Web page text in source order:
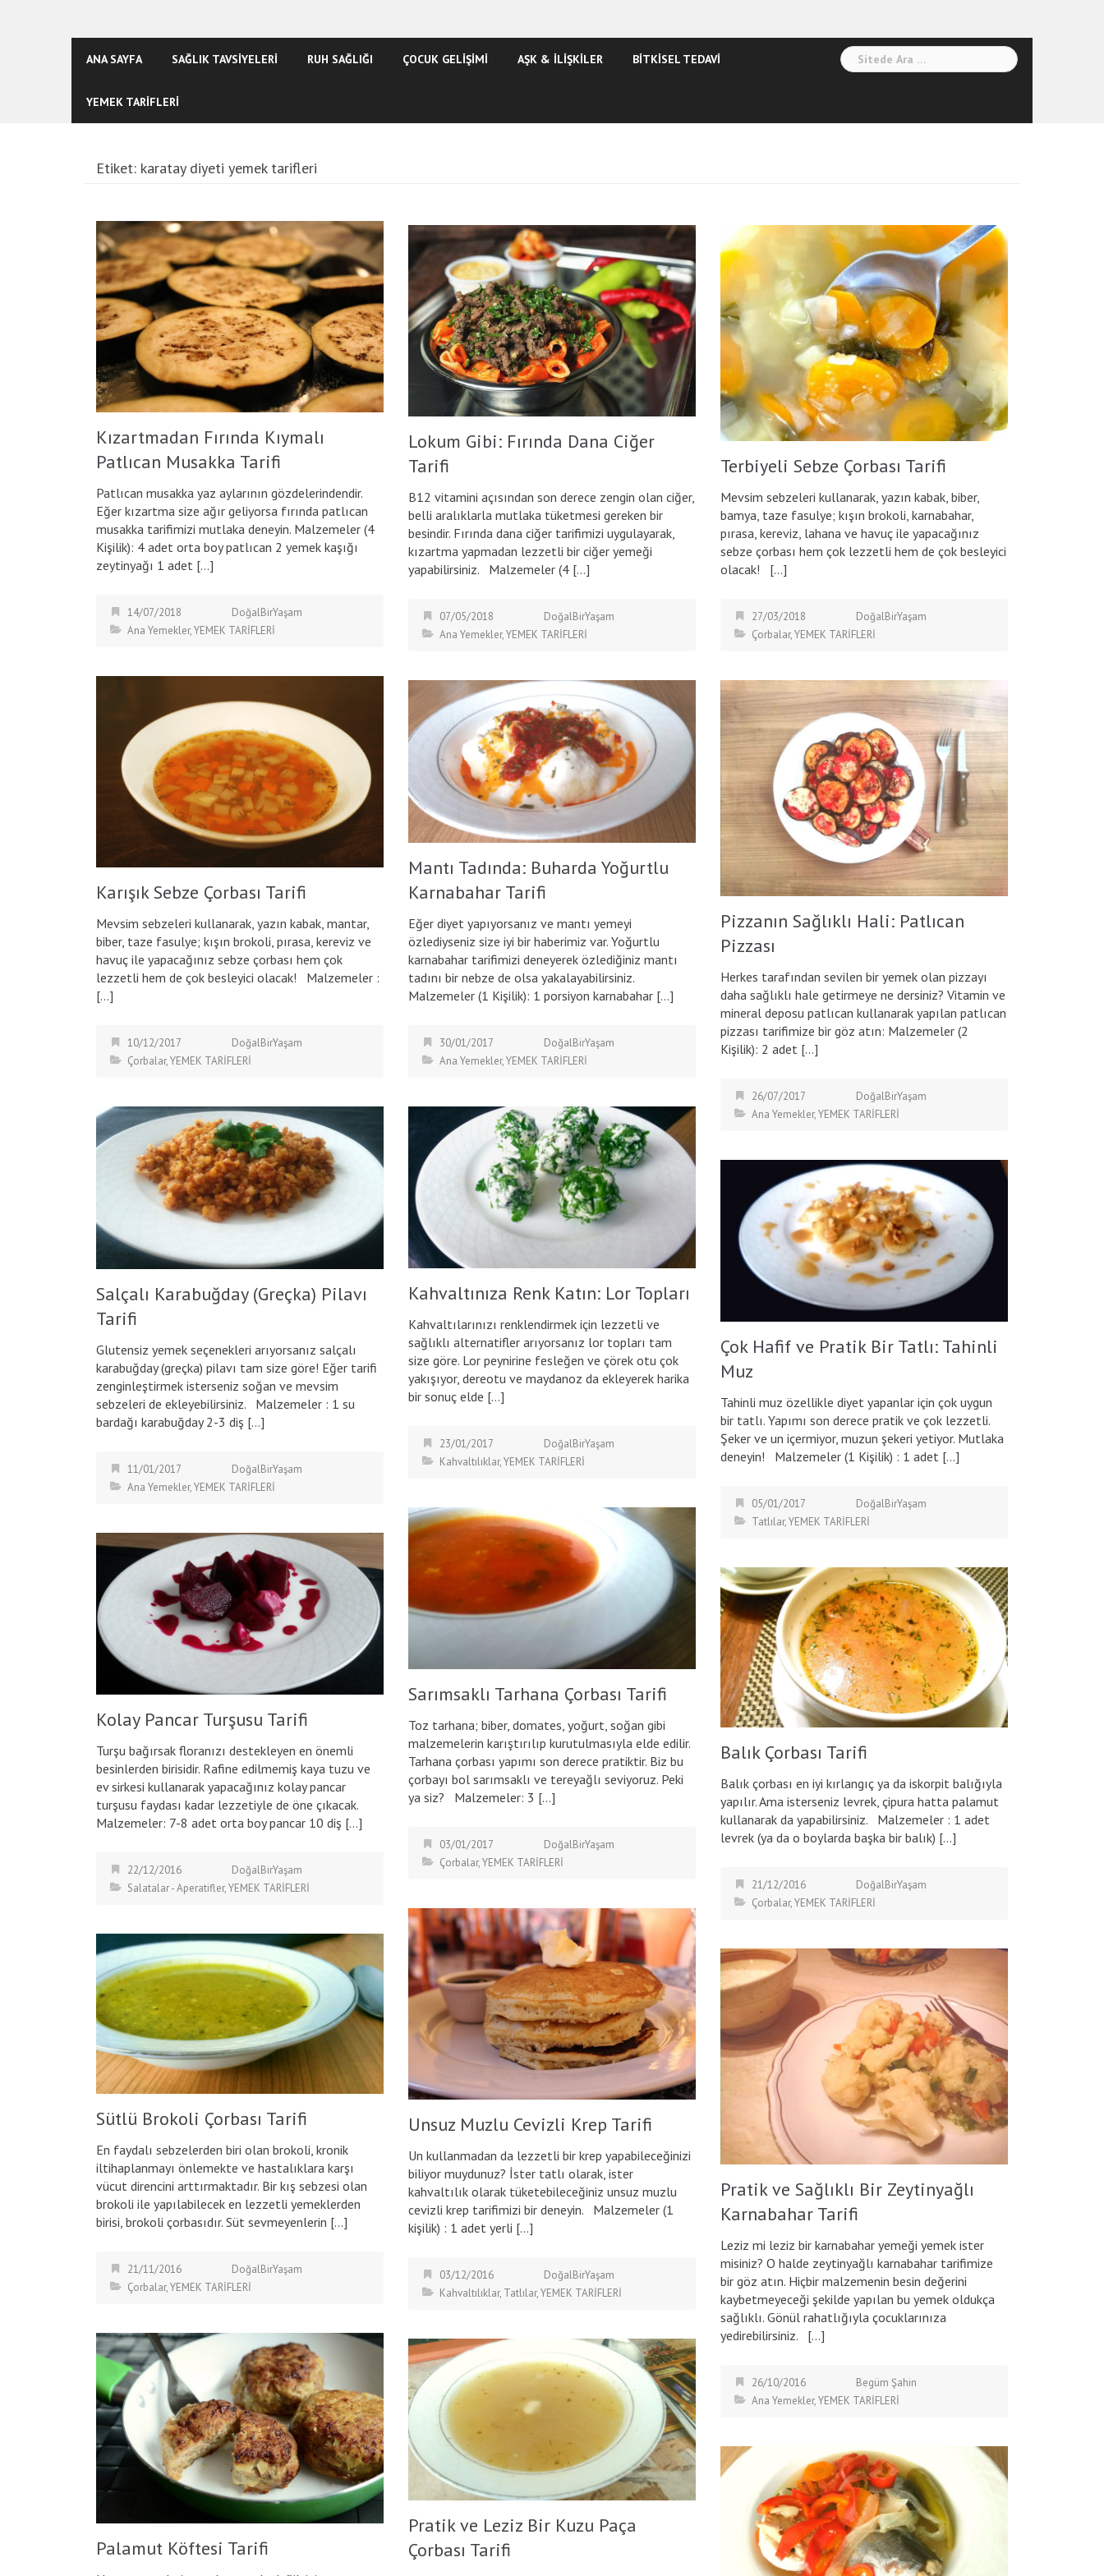
ANA SAYFA SAĞLIK TAVSİYELERİ RUH SAĞLIĞI ÇOCUK GELİŞİMİ AŞK & İLİŞKİLER BİTKİSEL TEDAVİ
YEMEK TARİFLERİ
Arama:
Etiket: karatay diyeti yemek tarifleri
Kızartmadan Fırında Kıymalı
Patlıcan Musakka Tarifi
Patlıcan musakka yaz aylarının gözdelerindendir.
Eğer kızartma size ağır geliyorsa fırında patlıcan
musakka tarifimizi mutlaka deneyin. Malzemeler (4
Kişilik): 4 adet orta boy patlıcan 2 yemek kaşığı
zeytinyağı 1 adet […]
14/07/2018
DoğalBirYaşam
Ana Yemekler,YEMEK TARİFLERİ
Lokum Gibi: Fırında Dana Ciğer
Tarifi
B12 vitamini açısından son derece zengin olan ciğer,
belli aralıklarla mutlaka tüketmesi gereken bir
besindir. Fırında dana ciğer tarifimizi uygulayarak,
kızartma yapmadan lezzetli bir ciğer yemeği
yapabilirsiniz. Malzemeler (4 […]
07/05/2018
DoğalBirYaşam
Ana Yemekler,YEMEK TARİFLERİ
Terbiyeli Sebze Çorbası Tarifi
Mevsim sebzeleri kullanarak, yazın kabak, biber,
bamya, taze fasulye; kışın brokoli, karnabahar,
pırasa, kereviz, lahana ve havuç ile yapacağınız
sebze çorbası hem çok lezzetli hem de çok besleyici
olacak! […]
27/03/2018
DoğalBirYaşam
Çorbalar,YEMEK TARİFLERİ
Karışık Sebze Çorbası Tarifi
Mevsim sebzeleri kullanarak, yazın kabak, mantar,
biber, taze fasulye; kışın brokoli, pırasa, kereviz ve
havuç ile yapacağınız sebze çorbası hem çok
lezzetli hem de çok besleyici olacak! Malzemeler :
[…]
10/12/2017
DoğalBirYaşam
Çorbalar,YEMEK TARİFLERİ
Pizzanın Sağlıklı Hali: Patlıcan
Pizzası
Herkes tarafından sevilen bir yemek olan pizzayı
daha sağlıklı hale getirmeye ne dersiniz? Vitamin ve
mineral deposu patlıcan kullanarak yapılan patlıcan
pizzası tarifimize bir göz atın: Malzemeler (2
Kişilik): 2 adet […]
26/07/2017
DoğalBirYaşam
Ana Yemekler,YEMEK TARİFLERİ
Mantı Tadında: Buharda Yoğurtlu
Karnabahar Tarifi
Eğer diyet yapıyorsanız ve mantı yemeyi
özlediyseniz size iyi bir haberimiz var. Yoğurtlu
karnabahar tarifimizi deneyerek özlediğiniz mantı
tadını bir nebze de olsa yakalayabilirsiniz.
Malzemeler (1 Kişilik): 1 porsiyon karnabahar […]
30/01/2017
DoğalBirYaşam
Ana Yemekler,YEMEK TARİFLERİ
Kahvaltınıza Renk Katın: Lor Topları
Kahvaltılarınızı renklendirmek için lezzetli ve
sağlıklı alternatifler arıyorsanız lor topları tam
size göre. Lor peynirine fesleğen ve çörek otu çok
yakışıyor, dereotu ve maydanoz da ekleyerek harika
bir sonuç elde […]
23/01/2017
DoğalBirYaşam
Kahvaltılıklar,YEMEK TARİFLERİ
Salçalı Karabuğday (Greçka) Pilavı
Tarifi
Glutensiz yemek seçenekleri arıyorsanız salçalı
karabuğday (greçka) pilavı tam size göre! Eğer tarifi
zenginleştirmek isterseniz soğan ve mevsim
sebzeleri de ekleyebilirsiniz. Malzemeler : 1 su
bardağı karabuğday 2-3 diş […]
11/01/2017
DoğalBirYaşam
Ana Yemekler,YEMEK TARİFLERİ
Çok Hafif ve Pratik Bir Tatlı: Tahinli
Muz
Tahinli muz özellikle diyet yapanlar için çok uygun
bir tatlı. Yapımı son derece pratik ve çok lezzetli.
Şeker ve un içermiyor, muzun şekeri yetiyor. Mutlaka
deneyin! Malzemeler (1 Kişilik) : 1 adet […]
05/01/2017
DoğalBirYaşam
Tatlılar,YEMEK TARİFLERİ
Sarımsaklı Tarhana Çorbası Tarifi
Toz tarhana; biber, domates, yoğurt, soğan gibi
malzemelerin karıştırılıp kurutulmasıyla elde edilir.
Tarhana çorbası yapımı son derece pratiktir. Biz bu
çorbayı bol sarımsaklı ve tereyağlı seviyoruz. Peki
ya siz? Malzemeler: 3 […]
03/01/2017
DoğalBirYaşam
Çorbalar,YEMEK TARİFLERİ
Kolay Pancar Turşusu Tarifi
Turşu bağırsak floranızı destekleyen en önemli
besinlerden birisidir. Rafine edilmemiş kaya tuzu ve
ev sirkesi kullanarak yapacağınız kolay pancar
turşusu faydası kadar lezzetiyle de öne çıkacak.
Malzemeler: 7-8 adet orta boy pancar 10 diş […]
22/12/2016
DoğalBirYaşam
Salatalar - Aperatifler,YEMEK TARİFLERİ
Balık Çorbası Tarifi
Balık çorbası en iyi kırlangıç ya da iskorpit balığıyla
yapılır. Ama isterseniz levrek, çipura hatta palamut
kullanarak da yapabilirsiniz. Malzemeler : 1 adet
levrek (ya da o boylarda başka bir balık) […]
21/12/2016
DoğalBirYaşam
Çorbalar,YEMEK TARİFLERİ
Unsuz Muzlu Cevizli Krep Tarifi
Un kullanmadan da lezzetli bir krep yapabileceğinizi
biliyor muydunuz? İster tatlı olarak, ister
kahvaltılık olarak tüketebileceğiniz unsuz muzlu
cevizli krep tarifimizi bir deneyin. Malzemeler (1
kişilik) : 1 adet yerli […]
03/12/2016
DoğalBirYaşam
Kahvaltılıklar, Tatlılar,YEMEK TARİFLERİ
Sütlü Brokoli Çorbası Tarifi
En faydalı sebzelerden biri olan brokoli, kronik
iltihaplanmayı önlemekte ve hastalıklara karşı
vücut direncini arttırmaktadır. Bir kış sebzesi olan
brokoli ile yapılabilecek en lezzetli yemeklerden
birisi, brokoli çorbasıdır. Süt sevmeyenlerin […]
21/11/2016
DoğalBirYaşam
Çorbalar,YEMEK TARİFLERİ
Pratik ve Sağlıklı Bir Zeytinyağlı
Karnabahar Tarifi
Leziz mi leziz bir karnabahar yemeği yemek ister
misiniz? O halde zeytinyağlı karnabahar tarifimize
bir göz atın. Hiçbir malzemenin besin değerini
kaybetmeyeceği şekilde yapılan bu yemek oldukça
sağlıklı. Gönül rahatlığıyla çocuklarınıza
yedirebilirsiniz. […]
26/10/2016
Begüm Şahin
Ana Yemekler,YEMEK TARİFLERİ
Palamut Köftesi Tarifi
Pratik ve Leziz Bir Kuzu Paça
Çorbası Tarifi